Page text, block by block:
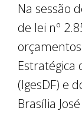
Na sessão
de lei nº
Estratégica
(IgesDF) e
Brasília